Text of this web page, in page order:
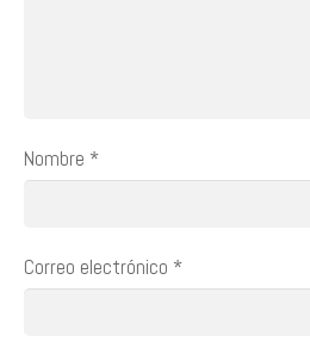
Nombre *
Correo electrónico *